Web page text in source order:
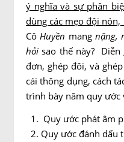
ý nghĩa và sự phân
dùng các mẹo đội
CôHuyền mangnặng,
hỏi sao thế này? Diễn
đơn, ghép đôi, và
cái thông dụng, cách
trình bày năm quy ước
Quy ước phát âm
Quy ước đánh dấu